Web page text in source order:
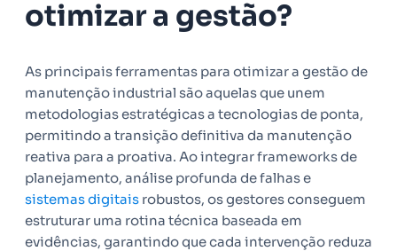
otimizar a gestão?
As principais ferramentas para otimizar a gestão de
manutenção industrial são aquelas que unem
metodologias estratégicas a tecnologias de ponta,
permitindo a transição definitiva da manutenção
reativa para a proativa. Ao integrar frameworks de
planejamento, análise profunda de falhas e
sistemas digitais robustos, os gestores conseguem
estruturar uma rotina técnica baseada em
evidências, garantindo que cada intervenção reduza